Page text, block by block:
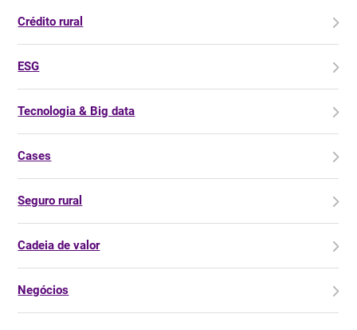
Crédito rural
ESG
Tecnologia & Big data
Cases
Seguro rural
Cadeia de valor
Negócios